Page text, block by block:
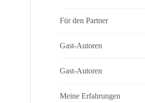
Für den Partner
Gast-Autoren
Gast-Autoren
Meine Erfahrungen